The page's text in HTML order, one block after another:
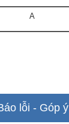
A
lỗi - Góp ý